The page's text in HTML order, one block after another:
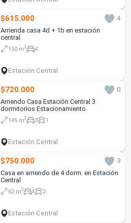
$615.000
4
Arrienda casa 4d + 1b en estación
central
150 m2 4
Estación Central
$720.000
0
Arriendo Casa Estación Central 3
dormitorios Estacionamiento
145 m2 3 1
Estación Central
$750.000
3
Casa en arriendo de 4 dorm. en Estación
Central
62 m2 4 2
Estación Central